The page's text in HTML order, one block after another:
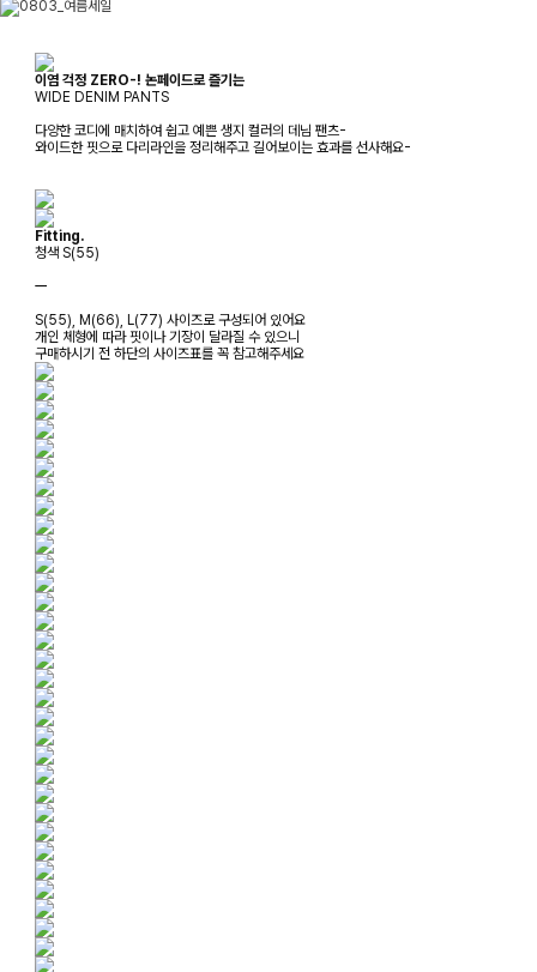
이염 걱정 ZERO-! 논페이드로 즐기는
WIDE DENIM PANTS
다양한 코디에 매치하여 쉽고 예쁜 생지 컬러의 데님 팬츠-
와이드한 핏으로 다리라인을 정리해주고 길어보이는 효과를 선사해요-
Fitting.
청색 S(55)
ㅡ
S(55), M(66), L(77) 사이즈로 구성되어 있어요
개인 체형에 따라 핏이나 기장이 달라질 수 있으니
구매하시기 전 하단의 사이즈표를 꼭 참고해주세요